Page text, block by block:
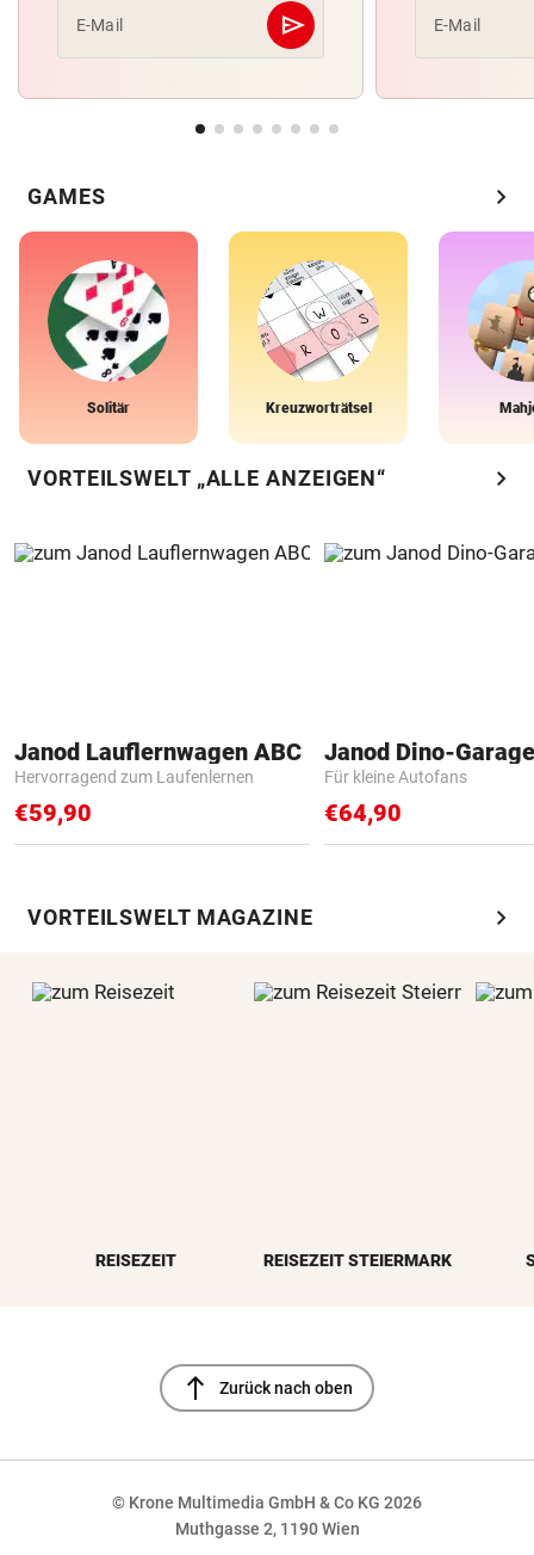
E-Mail send
Abschicken E-Mail
GAMES chevron_right
Solitär Kreuzworträtsel
VORTEILSWELT „ALLE ANZEIGEN“ chevron_right
Janod Lauflernwagen ABC
Hervorragend zum Laufenlernen
€59,90
Janod Dino-Garage
Für kleine Autofans
€64,90
VORTEILSWELT MAGAZINE chevron_right
REISEZEIT REISEZEIT STEIERMARK
north Zurück nach oben
© Krone Multimedia GmbH & Co KG 2026
Muthgasse 2, 1190 Wien